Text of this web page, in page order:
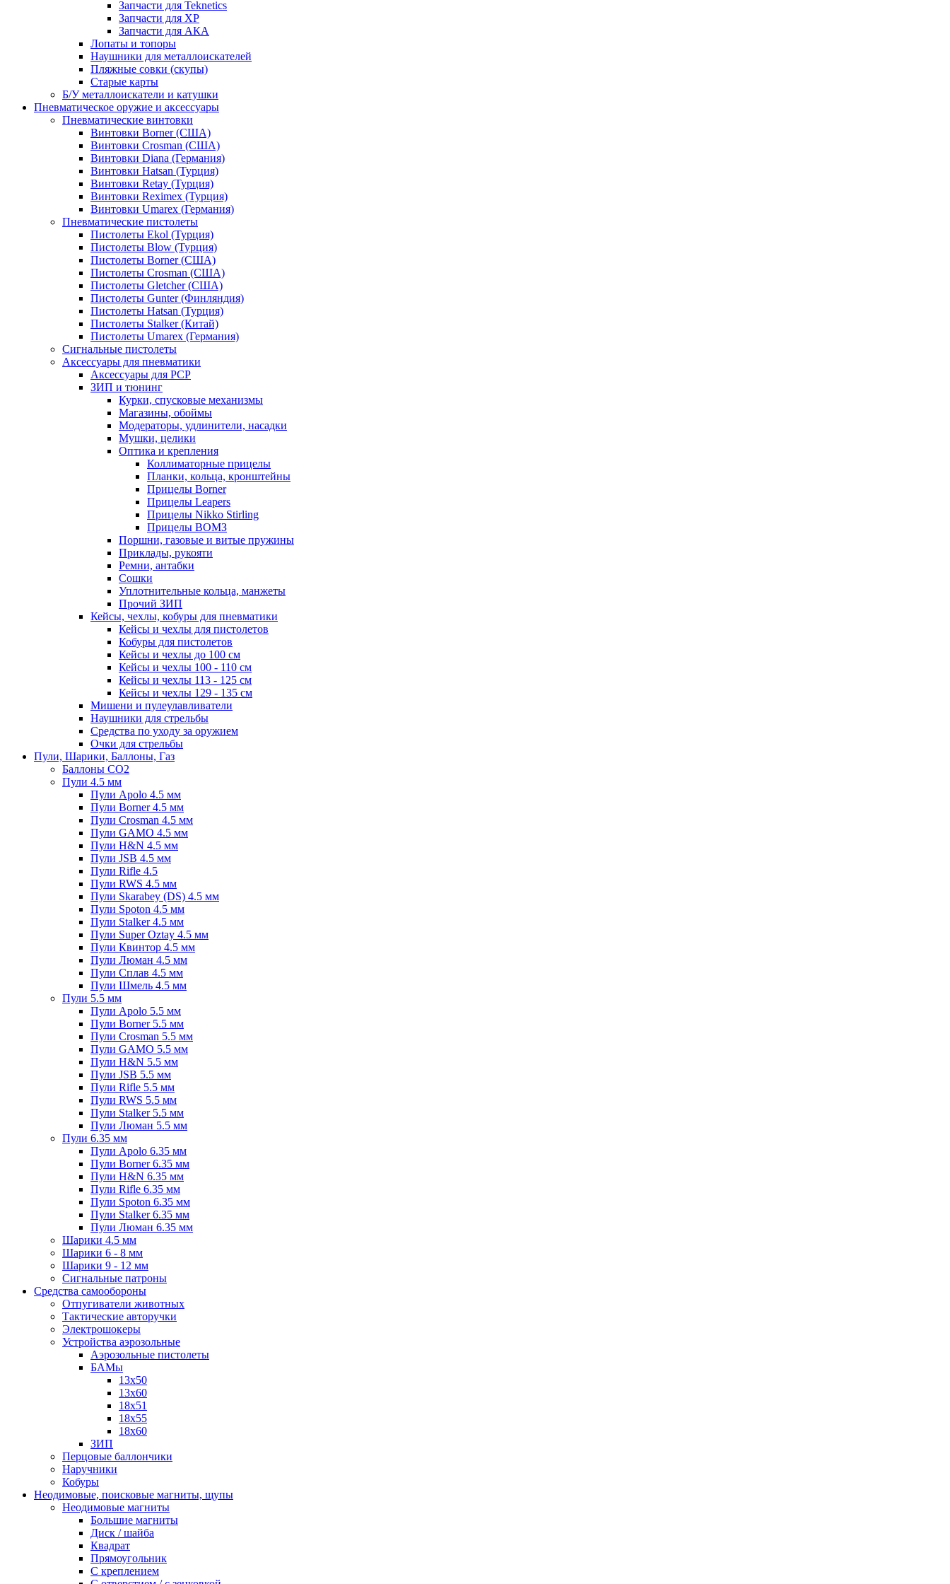
Запчасти для Teknetics
Запчасти для XP
Запчасти для АКА
Лопаты и топоры
Наушники для металлоискателей
Пляжные совки (скупы)
Старые карты
Б/У металлоискатели и катушки
Пневматическое оружие и аксессуары
Пневматические винтовки
Винтовки Borner (США)
Винтовки Crosman (США)
Винтовки Diana (Германия)
Винтовки Hatsan (Турция)
Винтовки Retay (Турция)
Винтовки Reximex (Турция)
Винтовки Umarex (Германия)
Пневматические пистолеты
Пистолеты Ekol (Турция)
Пистолеты Blow (Турция)
Пистолеты Borner (США)
Пистолеты Crosman (США)
Пистолеты Gletcher (США)
Пистолеты Gunter (Финляндия)
Пистолеты Hatsan (Турция)
Пистолеты Stalker (Китай)
Пистолеты Umarex (Германия)
Сигнальные пистолеты
Аксессуары для пневматики
Аксессуары для PCP
ЗИП и тюнинг
Курки, спусковые механизмы
Магазины, обоймы
Модераторы, удлинители, насадки
Мушки, целики
Оптика и крепления
Коллиматорные прицелы
Планки, кольца, кронштейны
Прицелы Borner
Прицелы Leapers
Прицелы Nikko Stirling
Прицелы ВОМЗ
Поршни, газовые и витые пружины
Приклады, рукояти
Ремни, антабки
Сошки
Уплотнительные кольца, манжеты
Прочий ЗИП
Кейсы, чехлы, кобуры для пневматики
Кейсы и чехлы для пистолетов
Кобуры для пистолетов
Кейсы и чехлы до 100 см
Кейсы и чехлы 100 - 110 см
Кейсы и чехлы 113 - 125 см
Кейсы и чехлы 129 - 135 см
Мишени и пулеулавливатели
Наушники для стрельбы
Средства по уходу за оружием
Очки для стрельбы
Пули, Шарики, Баллоны, Газ
Баллоны CO2
Пули 4.5 мм
Пули Apolo 4.5 мм
Пули Borner 4.5 мм
Пули Crosman 4.5 мм
Пули GAMO 4.5 мм
Пули H&N 4.5 мм
Пули JSB 4.5 мм
Пули Rifle 4.5
Пули RWS 4.5 мм
Пули Skarabey (DS) 4.5 мм
Пули Spoton 4.5 мм
Пули Stalker 4.5 мм
Пули Super Oztay 4.5 мм
Пули Квинтор 4.5 мм
Пули Люман 4.5 мм
Пули Сплав 4.5 мм
Пули Шмель 4.5 мм
Пули 5.5 мм
Пули Apolo 5.5 мм
Пули Borner 5.5 мм
Пули Crosman 5.5 мм
Пули GAMO 5.5 мм
Пули H&N 5.5 мм
Пули JSB 5.5 мм
Пули Rifle 5.5 мм
Пули RWS 5.5 мм
Пули Stalker 5.5 мм
Пули Люман 5.5 мм
Пули 6.35 мм
Пули Apolo 6.35 мм
Пули Borner 6.35 мм
Пули H&N 6.35 мм
Пули Rifle 6.35 мм
Пули Spoton 6.35 мм
Пули Stalker 6.35 мм
Пули Люман 6.35 мм
Шарики 4.5 мм
Шарики 6 - 8 мм
Шарики 9 - 12 мм
Сигнальные патроны
Средства самообороны
Отпугиватели животных
Тактические авторучки
Электрошокеры
Устройства аэрозольные
Аэрозольные пистолеты
БАМы
13х50
13х60
18х51
18х55
18х60
ЗИП
Перцовые баллончики
Наручники
Кобуры
Неодимовые, поисковые магниты, щупы
Неодимовые магниты
Большие магниты
Диск / шайба
Квадрат
Прямоугольник
С креплением